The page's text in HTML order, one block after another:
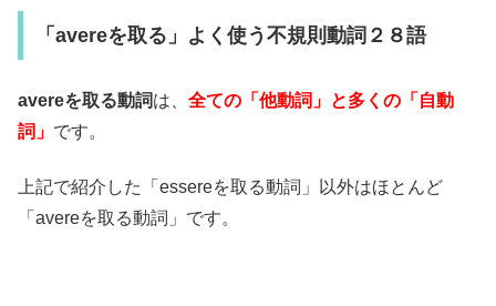
「avereを取る」よく使う不規則動詞２８語
avereを取る動詞は、 全ての「他動詞」と多くの「自動
詞」 です。
上記で紹介した「essereを取る動詞」以外はほとんど
「avereを取る動詞」です。